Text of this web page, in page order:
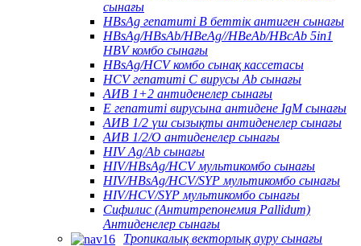
сынағы
HBsAg гепатиті В беттік антиген сынағы
HBsAg/HBsAb/HBeAg//HBeAb/HBcAb 5in1
HBV комбо сынағы
HBsAg/HCV комбо сынақ кассетасы
HCV гепатиті С вирусы Ab сынағы
АИВ 1+2 антиденелер сынағы
Е гепатиті вирусына антидене IgM сынағы
АИВ 1/2 үш сызықты антиденелер сынағы
АИВ 1/2/О антиденелер сынағы
HIV Ag/Ab сынағы
HIV/HBsAg/HCV мультикомбо сынағы
HIV/HBsAg/HCV/SYP мультикомбо сынағы
HIV/HCV/SYP мультикомбо сынағы
Сифилис (Антитрепонемия Pallidum)
Антиденелер сынағы
Тропикалық векторлық ауру сынағы